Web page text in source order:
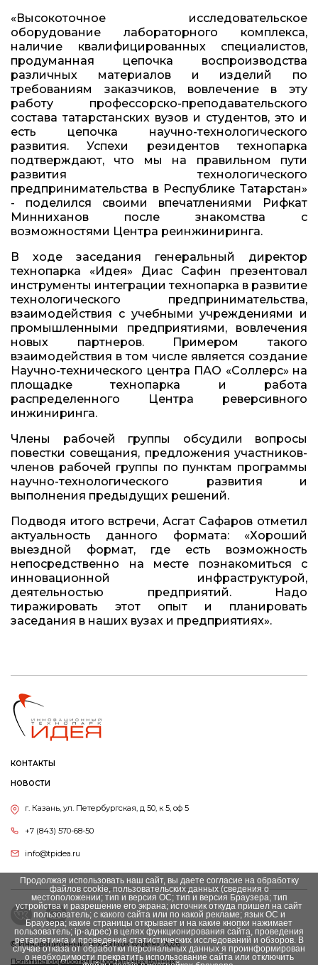
«Высокоточное исследовательское
оборудование лабораторного комплекса,
наличие квалифицированных специалистов,
продуманная цепочка воспроизводства
различных материалов и изделий по
требованиям заказчиков, вовлечение в эту
работу профессорско-преподавательского
состава татарстанских вузов и студентов, это и
есть цепочка научно-технологического
развития. Успехи резидентов технопарка
подтверждают, что мы на правильном пути
развития технологического
предпринимательства в Республике Татарстан»
- поделился своими впечатлениями Рифкат
Минниханов после знакомства с
возможностями Центра реинжиниринга.
В ходе заседания генеральный директор
технопарка «Идея» Диас Сафин презентовал
инструменты интеграции технопарка в развитие
технологического предпринимательства,
взаимодействия с учебными учреждениями и
промышленными предприятиями, вовлечения
новых партнеров. Примером такого
взаимодействия в том числе является создание
Научно-технического центра ПАО «Соллерс» на
площадке технопарка и работа
распределенного Центра реверсивного
инжиниринга.
Члены рабочей группы обсудили вопросы
повестки совещания, предложения участников-
членов рабочей группы по пунктам программы
научно-технологического развития и
выполнения предыдущих решений.
Подводя итого встречи, Асгат Сафаров отметил
актуальность данного формата: «Хороший
выездной формат, где есть возможность
непосредственно на месте познакомиться с
инновационной инфраструктурой,
деятельностью предприятий. Надо
тиражировать этот опыт и планировать
заседания в наших вузах и предприятиях».
КОНТАКТЫ
НОВОСТИ
г. Казань, ул. Петербургская, д 50, к 5, оф 5
+7 (843) 570-68-50
info@tpidea.ru
© Инновационный Tехнопарк «Идея», 2026
Политика обработки персональных данных
Продолжая использовать наш сайт, вы даете согласие на обработку
файлов cookie, пользовательских данных (сведения о
местоположении; тип и версия ОС; тип и версия Браузера; тип
устройства и разрешение его экрана; источник откуда пришел на сайт
пользователь; с какого сайта или по какой рекламе; язык ОС и
Браузера; какие страницы открывает и на какие кнопки нажимает
пользователь; ip-адрес) в целях функционирования сайта, проведения
ретаргетинга и проведения статистических исследований и обзоров. В
случае отказа от обработки персональных данных я проинформирован
о необходимости прекратить использование сайта или отключить